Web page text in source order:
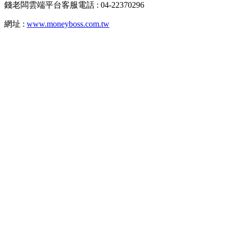
錢老闆雲端平台客服電話 : 04-22370296
網址 : www.moneyboss.com.tw